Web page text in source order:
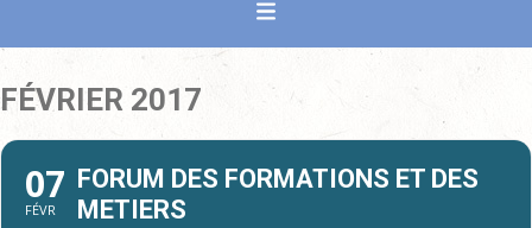
FÉVRIER 2017
07
FÉVR
FORUM DES FORMATIONS ET DES
METIERS